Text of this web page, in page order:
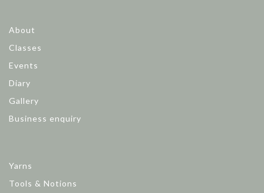
About
Classes
Events
Diary
Gallery
Business enquiry
Yarns
Tools & Notions